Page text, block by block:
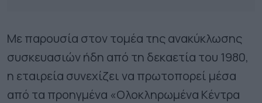
Με παρουσία στον τομέα της ανακύκλωσης
συσκευασιών ήδη από τη δεκαετία του 1980,
η εταιρεία συνεχίζει να πρωτοπορεί μέσα
από τα προηγμένα «Ολοκληρωμένα Κέντρα